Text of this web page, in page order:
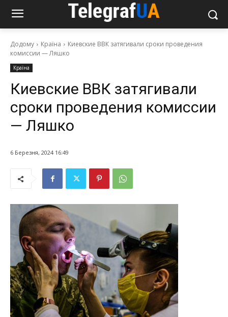
Додому Країна
Киевские ВВК затягивали сроки проведения
комиссии — Ляшко
Країна
Киевские ВВК затягивали
сроки проведения комиссии
— Ляшко
6 Березня, 2024 16:49